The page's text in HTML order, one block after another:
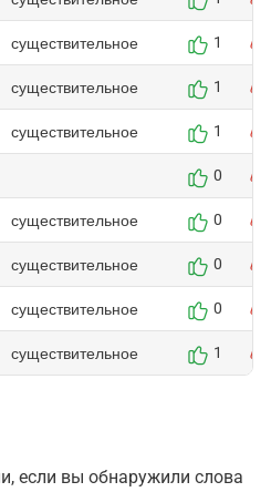
существительное 1
существительное 1
существительное 1
0
существительное 0
существительное 0
существительное 0
существительное 1
если вы обнаружили слова